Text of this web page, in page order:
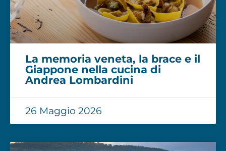
La memoria veneta, la brace e il
Giappone nella cucina di
Andrea Lombardini
26 Maggio 2026